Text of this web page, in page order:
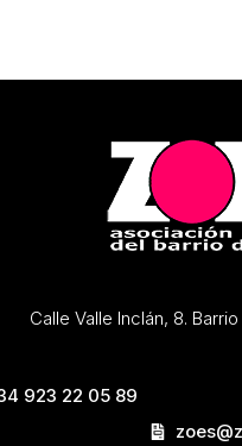
Calle Valle Inclán, 8.
923 22 05 89